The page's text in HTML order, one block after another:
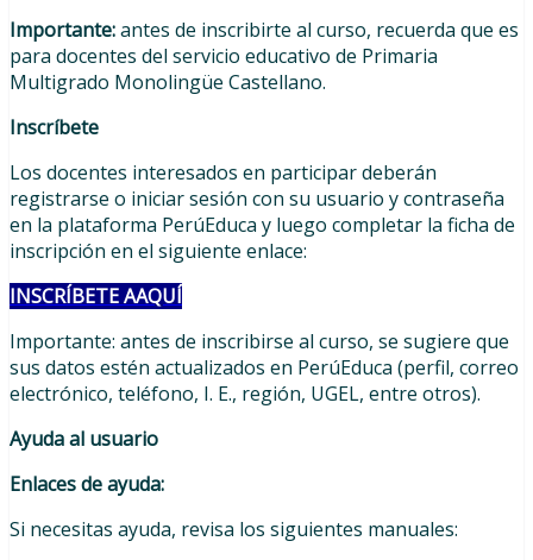
Importante:antes de inscribirte al curso, recuerda que es
para docentes del servicio educativo de Primaria
Multigrado Monolingüe Castellano.
Inscríbete
Los docentes interesados en participar deberán
registrarse o iniciar sesión con su usuario y contraseña
en la plataforma PerúEduca y luego completar la ficha de
inscripción en el siguiente enlace:
INSCRÍBETE AAQUÍ
Importante: antes de inscribirse al curso, se sugiere que
sus datos estén actualizados en PerúEduca (perfil, correo
electrónico, teléfono, I. E., región, UGEL, entre otros).
Ayuda al usuario
Enlaces de ayuda:
Si necesitas ayuda, revisa los siguientes manuales: